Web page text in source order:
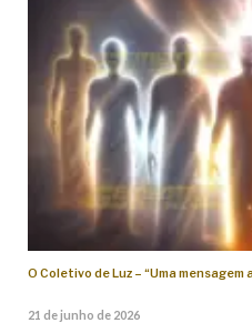
O Coletivo de Luz – “Uma
21 de junho de 2026